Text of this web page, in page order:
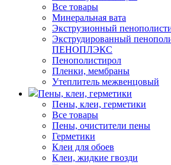
Все товары
Минеральная вата
Экструзионный
Экструдированный
ПЕНОПЛЭКС
Пенополистирол
Пленки, мембраны
Утеплитель межвенцовый
Пены, клеи, герметики
Пены, клеи, герметики
Все товары
Пены, очистители пены
Герметики
Клеи для обоев
Клеи, жидкие гвозди